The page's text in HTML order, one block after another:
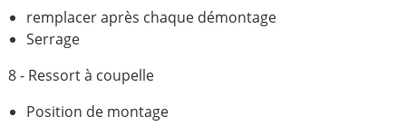
remplacer après chaque démontage
Serrage
8 - Ressort à coupelle
Position de montage